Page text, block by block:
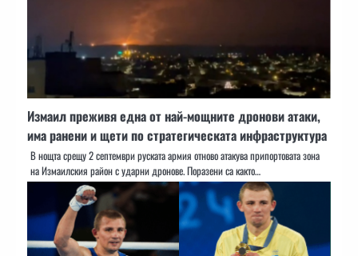
Измаил преживя една от най-мощните дронови атаки,
има ранени и щети по стратегическата инфраструктура
В нощта срещу 2 септември руската армия отново атакува припортовата зона
на Измаилския район с ударни дронове. Поразени са както…